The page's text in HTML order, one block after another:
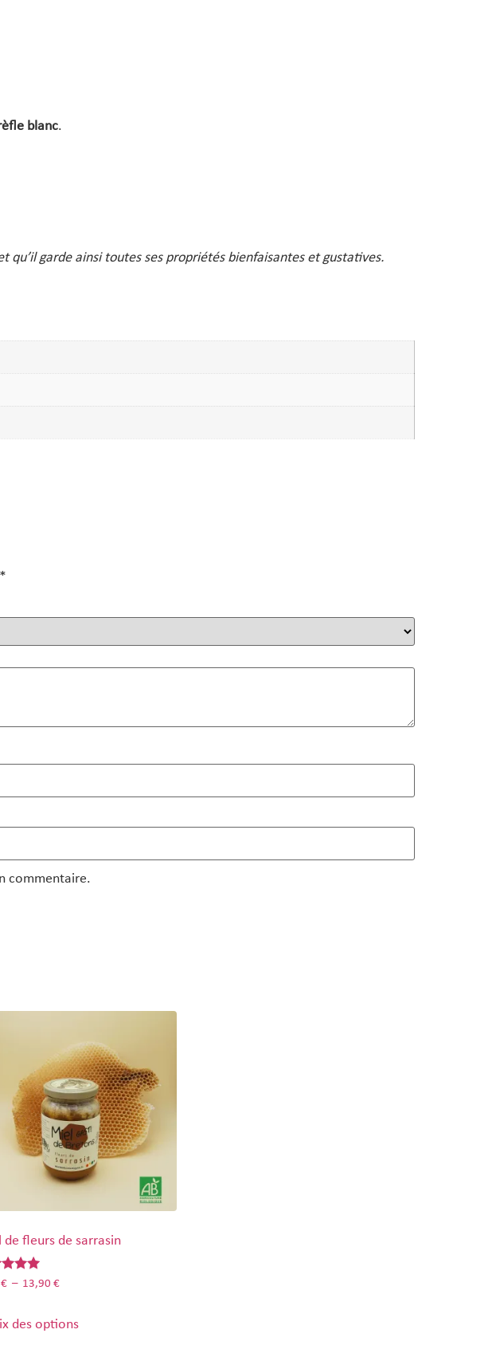
blanc.
garde ainsi toutes ses propriétés bienfaisantes et gustatives.
*
commentaire.
de fleurs de sarrasin
€ – 13,90€
des options